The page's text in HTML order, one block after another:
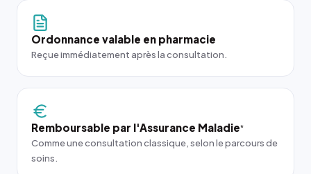
Ordonnance valable en pharmacie
Reçue immédiatement après la consultation.
Remboursable par l'Assurance Maladie*
Comme une consultation classique, selon le parcours de
soins.